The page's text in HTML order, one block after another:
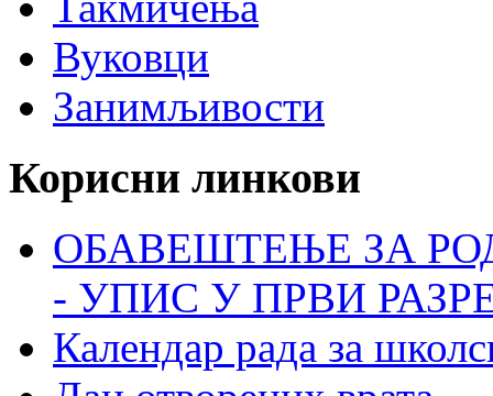
Вуковци
Занимљивости
Корисни линкови
ОБАВЕШТЕЊЕ ЗА
- УПИС У ПРВИ
Календар рада за